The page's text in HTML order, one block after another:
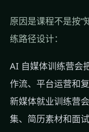
原因是课程不是按“
练路径设计：
AI 自媒体训练营会
作流、平台运营和
新媒体就业训练营
集、简历素材和面